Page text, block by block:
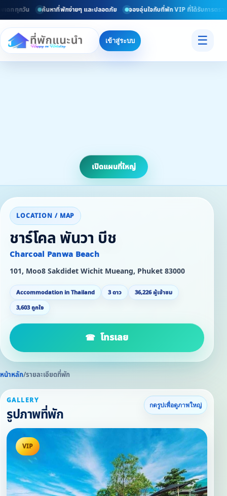
ดททุกวัน ค้นหาที่พักง่ายๆ และปลอดภัย จองอุ่นใจกับที่พัก VIP ที่ได้รับการตรวจ
เข้าสู่ระบบ ☰
เปิดแผนที่ใหญ่
LOCATION / MAP
ชาร์โคล พันวา บีช
Charcoal Panwa Beach
101, Moo8 Sakdidet Wichit Mueang, Phuket 83000
Accommodation in Thailand 3 ดาว
36,226 ผู้เข้าชม
3,603 ถูกใจ
โทรเลย
หน้าหลัก/รายละเอียดที่พัก
GALLERY
รูปภาพที่พัก
กดรูปเพื่อดูภาพใหญ่
VIP